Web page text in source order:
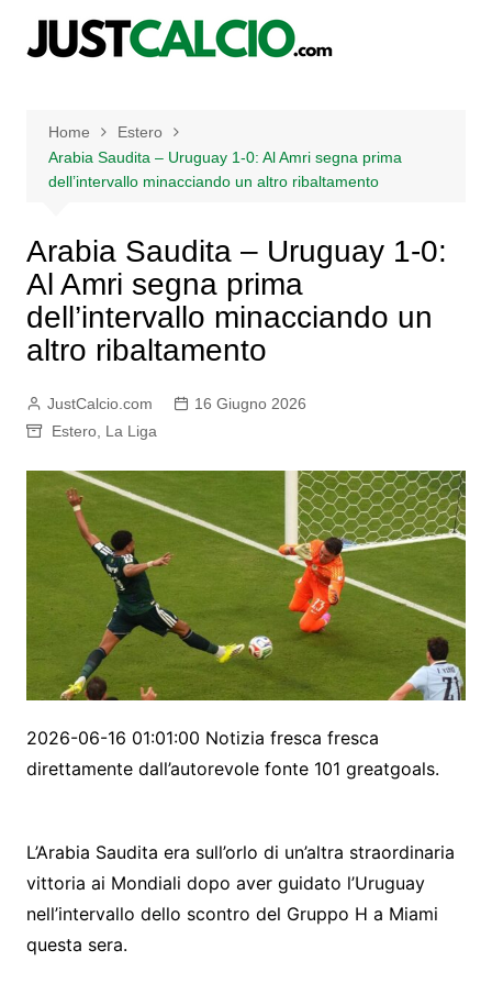
Home
Estero
Arabia Saudita – Uruguay 1-0: Al Amri segna prima
dell’intervallo minacciando un altro ribaltamento
Arabia Saudita – Uruguay 1-0:
Al Amri segna prima
dell’intervallo minacciando un
altro ribaltamento
JustCalcio.com
16 Giugno 2026
Estero, La Liga
2026-06-16 01:01:00 Notizia fresca fresca
direttamente dall’autorevole fonte 101 greatgoals.
L’Arabia Saudita era sull’orlo di un’altra straordinaria
vittoria ai Mondiali dopo aver guidato l’Uruguay
nell’intervallo dello scontro del Gruppo H a Miami
questa sera.